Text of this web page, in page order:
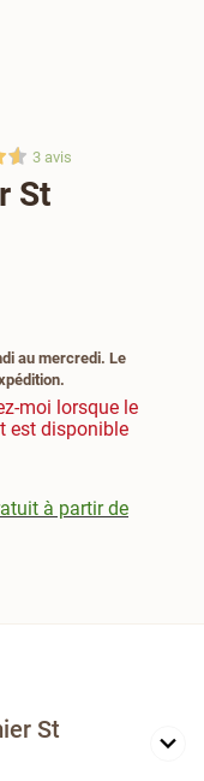
3avis
St
au mercredi. Le
moi lorsque le
est disponible
à partir de
St